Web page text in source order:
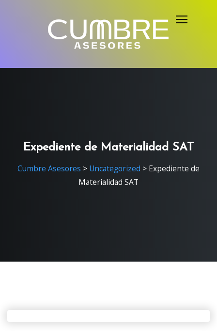
Expediente de Materialidad SAT
Cumbre Asesores > Uncategorized > Expediente de
Materialidad SAT